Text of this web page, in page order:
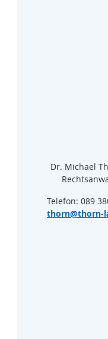
Dr. Michael
Telefon: 089
thorn@thorn-